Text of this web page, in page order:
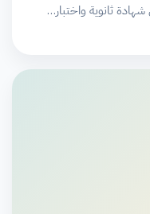
ثانوية واختبار…